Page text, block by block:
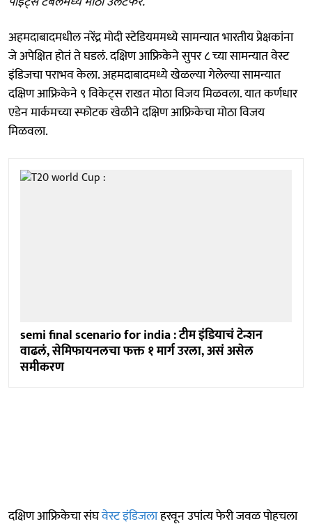
अहमदाबादमधील नरेंद्र मोदी स्टेडियममध्ये सामन्यात भारतीय प्रेक्षकांना
जे अपेक्षित होतं ते घडलं. दक्षिण आफ्रिकेने सुपर ८ च्या सामन्यात वेस्ट
इंडिजचा पराभव केला. अहमदाबादमध्ये खेळल्या गेलेल्या सामन्यात
दक्षिण आफ्रिकेने ९ विकेट्स राखत मोठा विजय मिळवला. यात कर्णधार
एडेन मार्कमच्या स्फोटक खेळीने दक्षिण आफ्रिकेचा मोठा विजय
मिळवला.
semi final scenario for india : टीम इंडियाचं टेन्शन
वाढलं, सेमिफायनलचा फक्त १ मार्ग उरला, असं असेल
समीकरण
दक्षिण आफ्रिकेचा संघवेस्ट इंडिजलाहरवून उपांत्य फेरी जवळ पोहचला